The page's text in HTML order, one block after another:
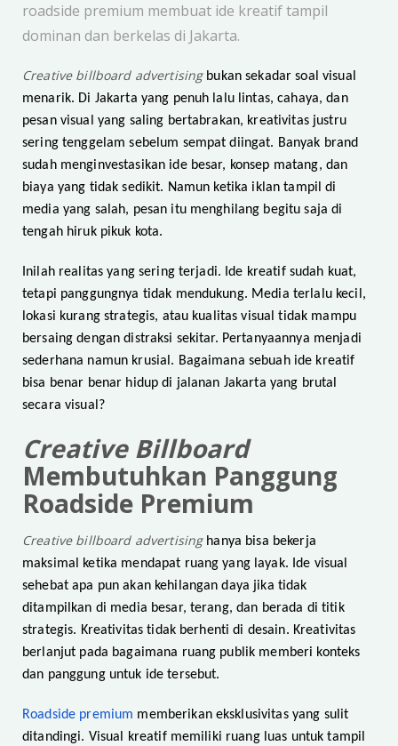
roadside premium membuat ide kreatif tampil
dominan dan berkelas di Jakarta.
Creative billboard advertisingbukan sekadar soal visual
menarik. Di Jakarta yang penuh lalu lintas, cahaya, dan
pesan visual yang saling bertabrakan, kreativitas justru
sering tenggelam sebelum sempat diingat. Banyak brand
sudah menginvestasikan ide besar, konsep matang, dan
biaya yang tidak sedikit. Namun ketika iklan tampil di
media yang salah, pesan itu menghilang begitu saja di
tengah hiruk pikuk kota.
Inilah realitas yang sering terjadi. Ide kreatif sudah kuat,
tetapi panggungnya tidak mendukung. Media terlalu kecil,
lokasi kurang strategis, atau kualitas visual tidak mampu
bersaing dengan distraksi sekitar. Pertanyaannya menjadi
sederhana namun krusial. Bagaimana sebuah ide kreatif
bisa benar benar hidup di jalanan Jakarta yang brutal
secara visual?
Creative Billboard
Membutuhkan Panggung
Roadside Premium
Creative billboard advertising hanya bisa bekerja
maksimal ketika mendapat ruang yang layak. Ide visual
sehebat apa pun akan kehilangan daya jika tidak
ditampilkan di media besar, terang, dan berada di titik
strategis. Kreativitas tidak berhenti di desain. Kreativitas
berlanjut pada bagaimana ruang publik memberi konteks
dan panggung untuk ide tersebut.
Roadside premium memberikan eksklusivitas yang sulit
ditandingi. Visual kreatif memiliki ruang luas untuk tampil